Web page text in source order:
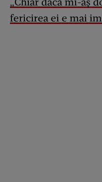
fericirea ei e mai